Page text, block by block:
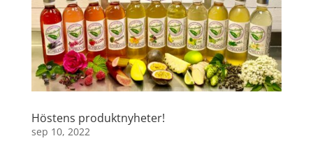
Höstens produktnyheter!
sep 10, 2022